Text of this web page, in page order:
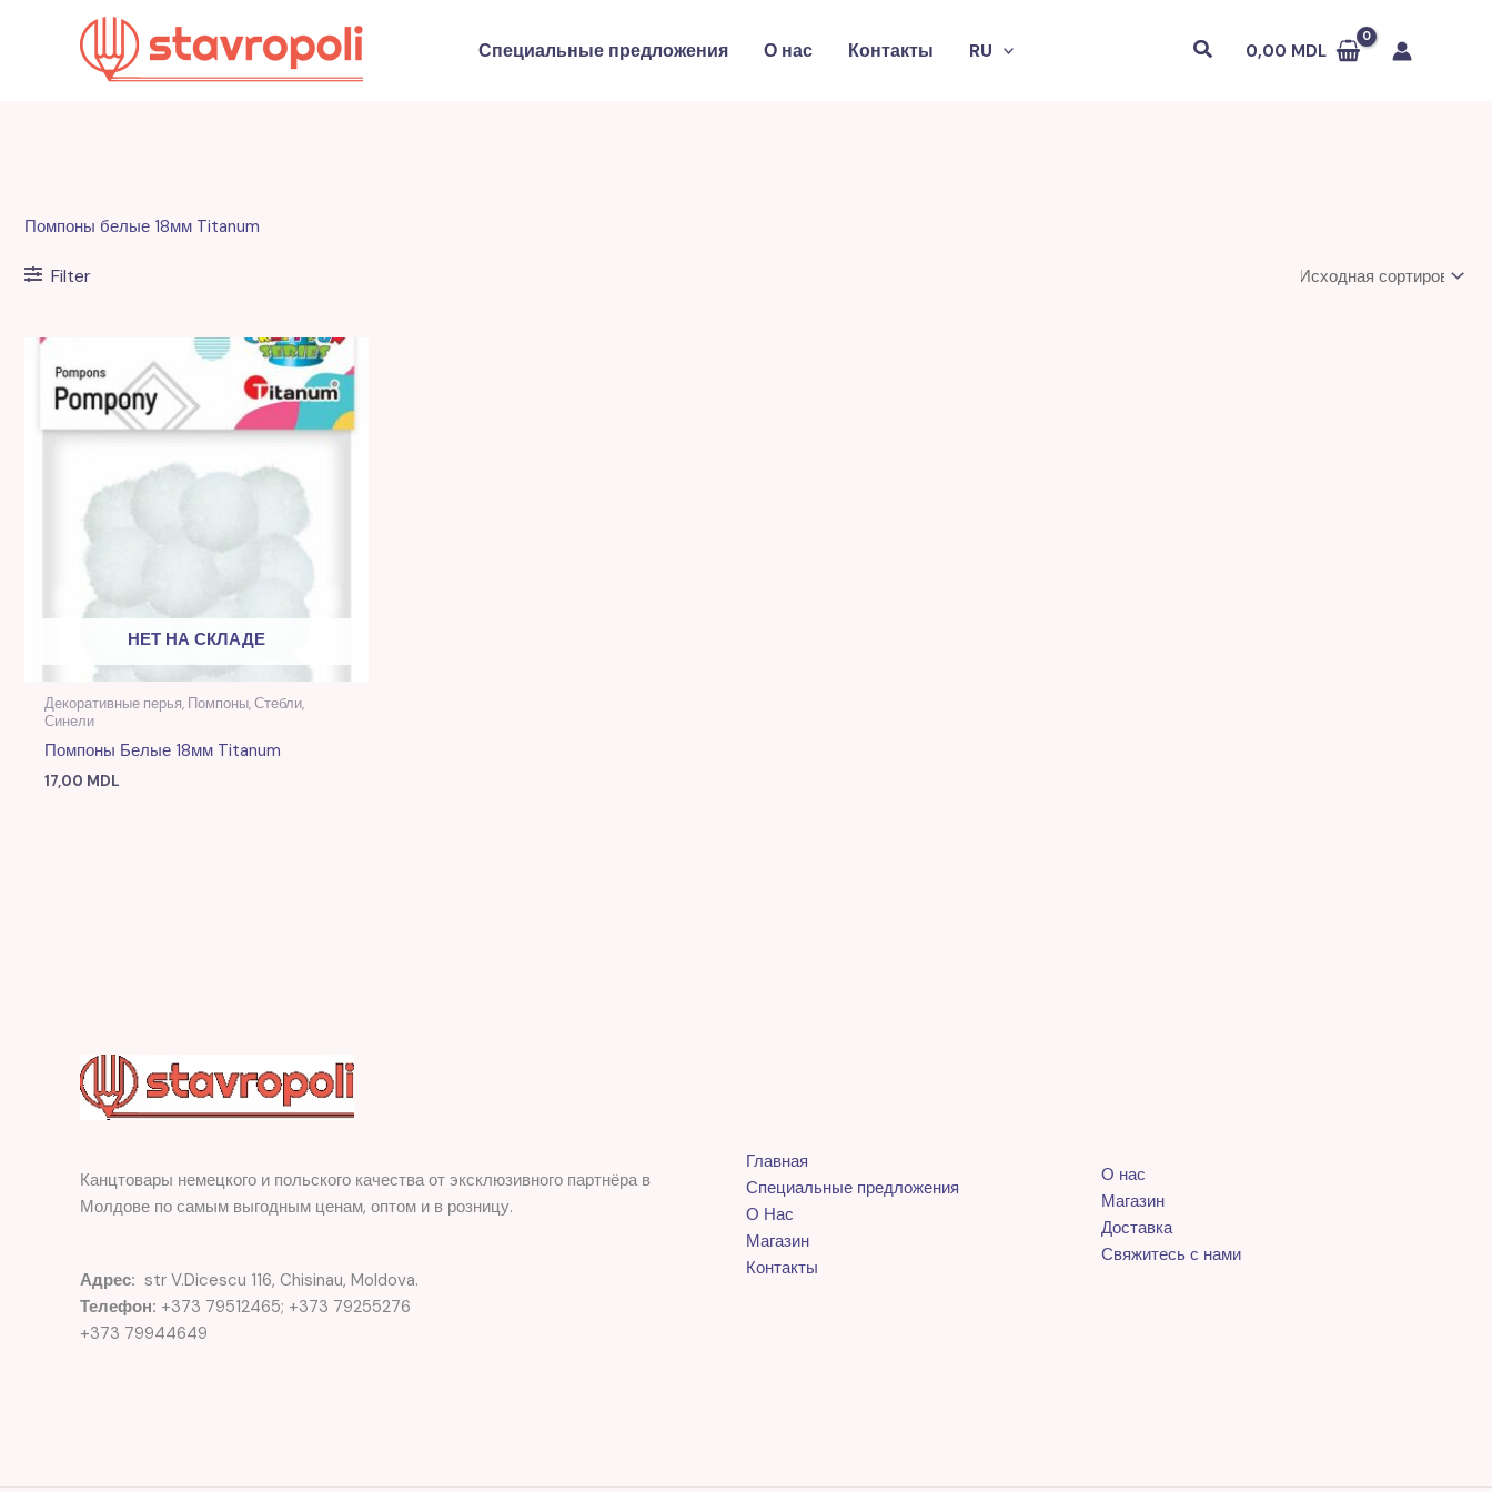
содержимому
Специальные предложения О нас Контакты RU Поиск0,00 MDL
Помпоны белые 18мм Titanum
Filter
НЕТ НА СКЛАДЕ
Декоративные перья, Помпоны, Стебли,
Синели
Помпоны Белые 18мм Titanum
17,00 MDL
Канцтовары немецкого и польского качества от эксклюзивного партнёра в
Молдове по самым выгодным ценам, оптом и в розницу.
Адрес: str V.Dicescu 116, Chisinau, Moldova.
Телефон: +373 79512465; +373 79255276
+373 79944649
Главная
Специальные предложения
О Нас
Магазин
Контакты
О нас
Магазин
Доставка
Свяжитесь с нами